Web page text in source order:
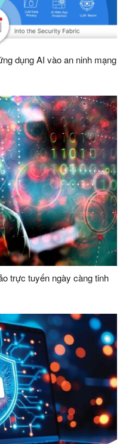
dụng AI vào an ninh mạng
trực tuyến ngày càng tinh